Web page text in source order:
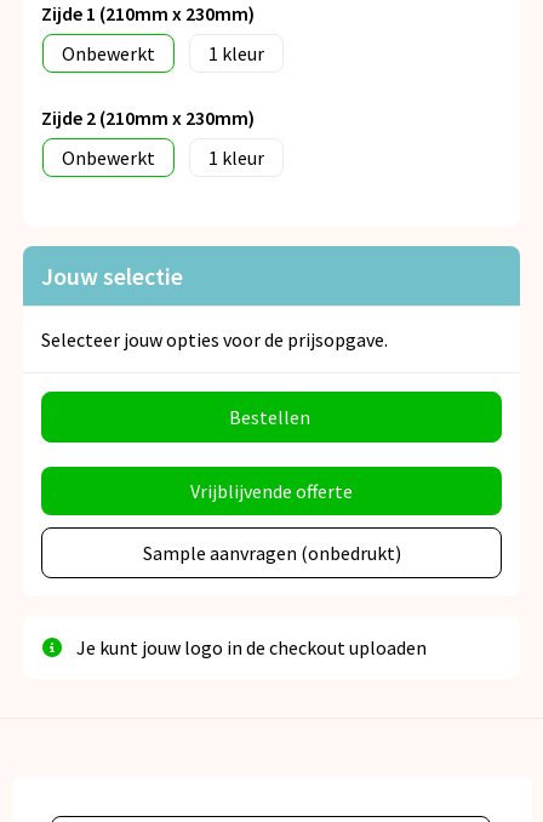
Zijde 1 (210mm x 230mm)
Onbewerkt
1
Zijde 2 (210mm x 230mm)
Onbewerkt
1
Jouw selectie
Selecteer jouw opties voor de prijsopgave.
Bestellen
Vrijblijvende offerte
Sample aanvragen (onbedrukt)
Je kunt jouw logo in de checkout uploaden